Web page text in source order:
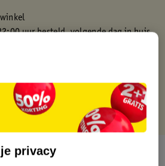
uur besteld, volgende dag in huis
50.00
30 dagen
privacy